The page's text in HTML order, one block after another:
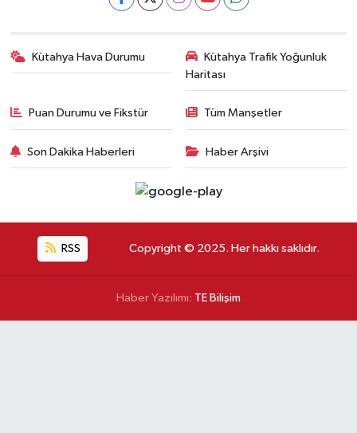
Kütahya Hava Durumu
Kütahya Trafik Yoğunluk
Haritası
Puan Durumu ve Fikstür Tüm Manşetler
Son Dakika Haberleri Haber Arşivi
RSS Copyright © 2025. Her hakkı saklıdır.
Haber Yazılımı: TE Bilişim